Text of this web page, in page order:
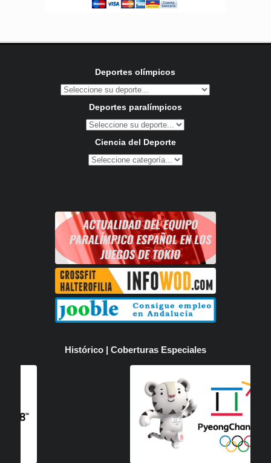
Deportes olímpicos
Deportes paralímpicos
Ciencia del Deporte
Histórico | Coberturas Especiales